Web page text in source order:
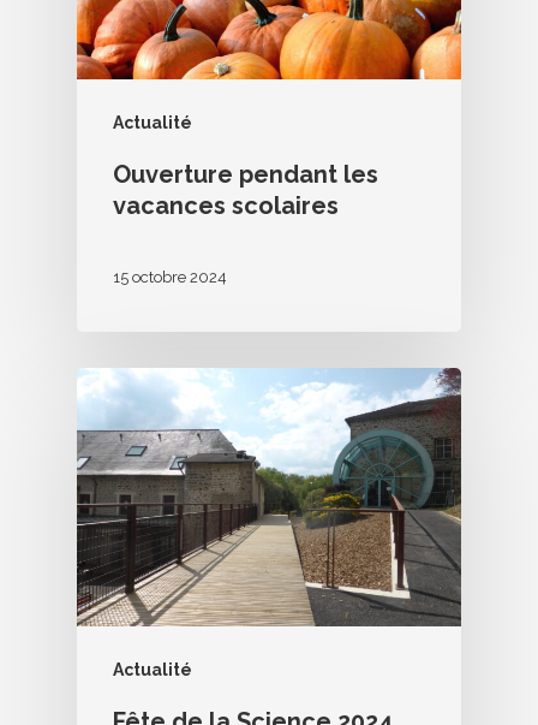
Actualité
Ouverture pendant les
vacances scolaires
15 octobre 2024
Actualité